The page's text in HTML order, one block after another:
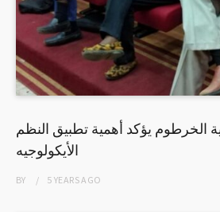
الخرطوم يؤكد أهمية تطبيق النظم
الأيكولوجيه
BY 5 YEARSAGO